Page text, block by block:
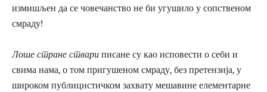
измишљен да се човечанство не би угушило у сопственом
смраду!
Лоше стране ствари писане су као исповести о себи и
свима нама, о том пригушеном смраду, без претензија, у
широком публицистичком захвату мешавине елементарне